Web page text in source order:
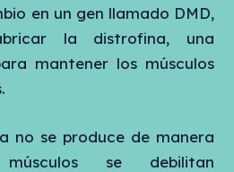
en un gen llamado DMD,
la distrofina, una
mantener los músculos
no se produce de manera
se debilitan